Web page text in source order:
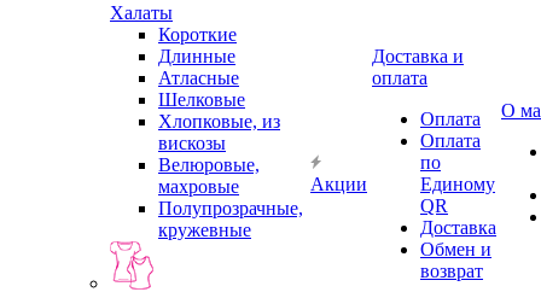
Халаты
Короткие
Длинные
Атласные
Шелковые
Хлопковые, из
вискозы
Велюровые,
махровые
Полупрозрачные,
кружевные
Акции
Доставка и
оплата
Оплата
Оплата
по
Единому
QR
Доставка
Обмен и
возврат
О